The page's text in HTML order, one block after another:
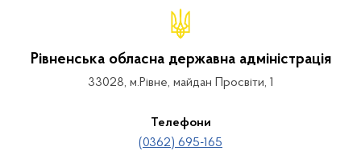
Рівненська обласна державна адміністрація
33028, м.Рівне, майдан Просвіти, 1
Телефони
(0362) 695-165